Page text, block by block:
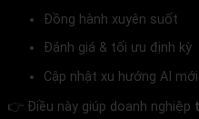
Đồng hành xuyên suốt
Đánh giá & tối ưu định kỳ
Cập nhật xu hướng AI mới
👉 Điều này giúp doanh nghiệp